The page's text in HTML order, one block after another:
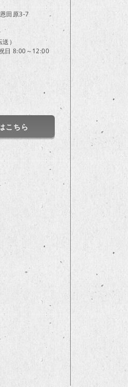
田原3-7
）
日 8:00～12:00
こちら